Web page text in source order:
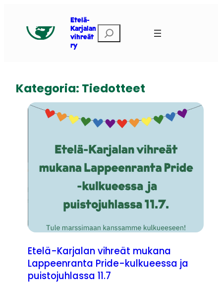
Etelä-
Karjalan
vihreät
ry
Etsi
Kategoria: Tiedotteet
Etelä-Karjalan vihreät mukana
Lappeenranta Pride-kulkueessa ja
puistojuhlassa 11.7